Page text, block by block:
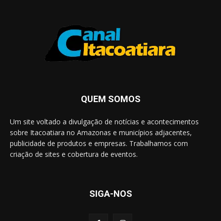
QUEM SOMOS
Um site voltado a divulgação de notícias e acontecimentos
sobre Itacoatiara no Amazonas e municípios adjacentes,
publicidade de produtos e empresas. Trabalhamos com
criação de sites e cobertura de eventos.
SIGA-NOS